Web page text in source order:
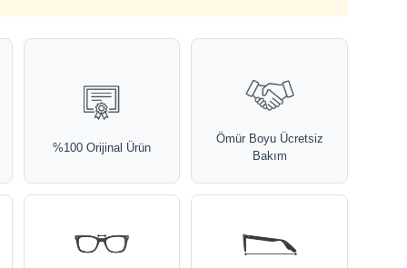
%100 Orijinal Ürün
Ömür Boyu Ücretsiz
Bakım